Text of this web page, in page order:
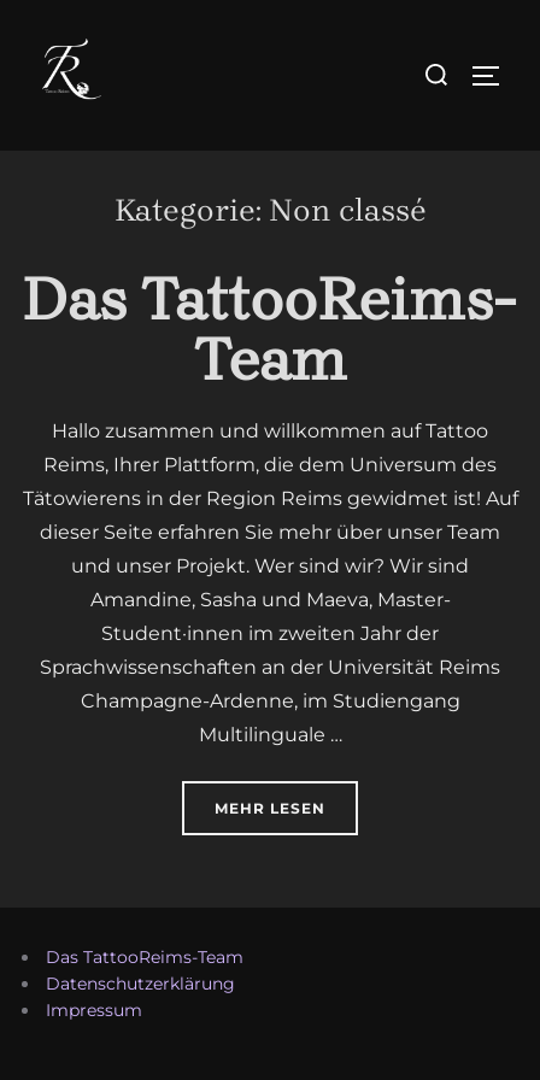
Inhalt
springen
Suchen
Kategorie: Non classé
Das TattooReims-
Team
Hallo zusammen und willkommen auf Tattoo
Reims, Ihrer Plattform, die dem Universum des
Tätowierens in der Region Reims gewidmet ist! Auf
dieser Seite erfahren Sie mehr über unser Team
und unser Projekt. Wer sind wir? Wir sind
Amandine, Sasha und Maeva, Master-
Student·innen im zweiten Jahr der
Sprachwissenschaften an der Universität Reims
Champagne-Ardenne, im Studiengang
Multilinguale …
MEHR ÜBER „DAS TATTOOREIMS-
LESEN
Das TattooReims-Team
Datenschutzerklärung
Impressum